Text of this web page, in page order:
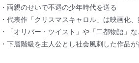
・両親のせいで不遇の少年時代を送る
・代表作「クリスマスキャロル」は映画化
・「オリバー・ツイスト」や「二都物語」
・下層階級を主人公とし社会風刺した作品